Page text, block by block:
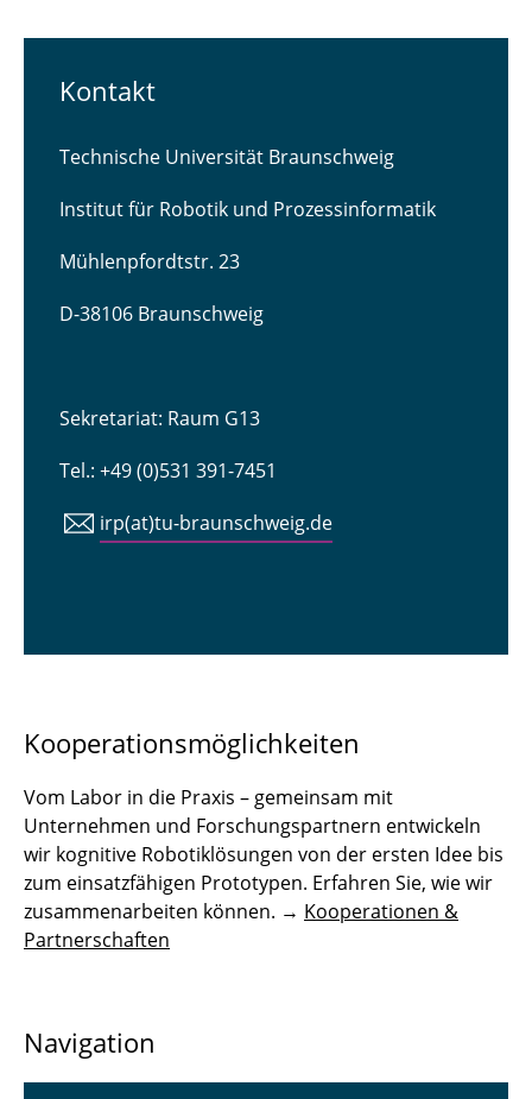
Kontakt
Technische Universität Braunschweig
Institut für Robotik und Prozessinformatik
Mühlenpfordtstr. 23
D-38106 Braunschweig
Sekretariat: Raum G13
Tel.: +49 (0)531 391-7451
irp(at)tu-braunschweig.de
Kooperationsmöglichkeiten
Vom Labor in die Praxis – gemeinsam mit
Unternehmen und Forschungspartnern entwickeln
wir kognitive Robotiklösungen von der ersten Idee bis
zum einsatzfähigen Prototypen. Erfahren Sie, wie wir
zusammenarbeiten können. → Kooperationen &
Partnerschaften
Navigation